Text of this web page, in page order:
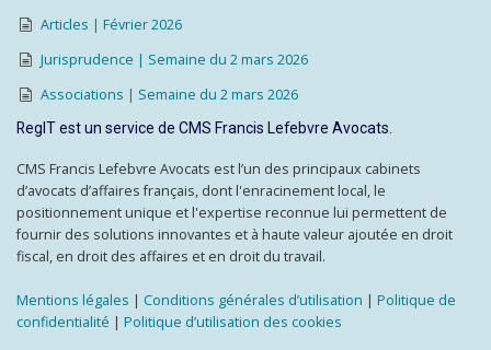
Articles | Février 2026
Jurisprudence | Semaine du 2 mars 2026
Associations | Semaine du 2 mars 2026
RegIT est un service de CMS Francis Lefebvre Avocats.
CMS Francis Lefebvre Avocats est l’un des principaux cabinets
d’avocats d’affaires français, dont l'enracinement local, le
positionnement unique et l'expertise reconnue lui permettent de
fournir des solutions innovantes et à haute valeur ajoutée en droit
fiscal, en droit des affaires et en droit du travail.
Mentions légales | Conditions générales d’utilisation | Politique de
confidentialité | Politique d’utilisation des cookies